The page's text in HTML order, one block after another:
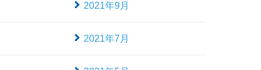
2021年9月
2021年7月